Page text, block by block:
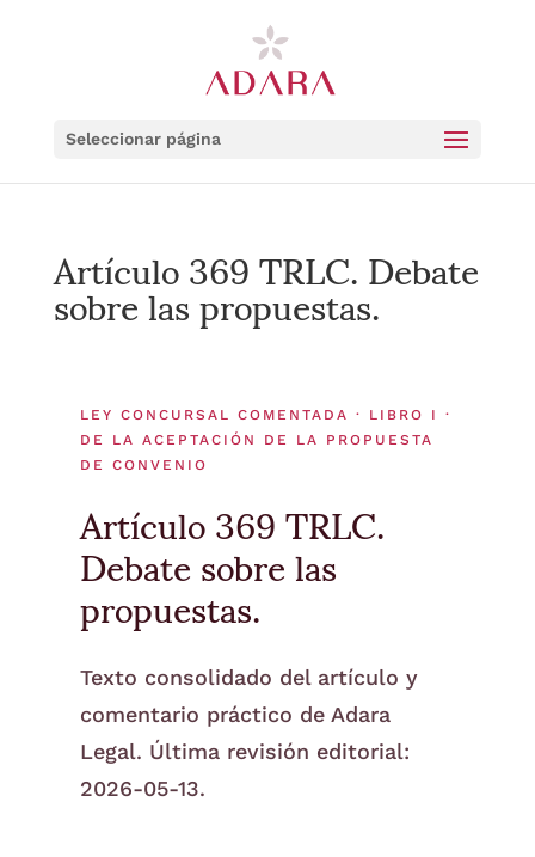
Seleccionar página
Artículo 369 TRLC. Debate
sobre las propuestas.
LEY CONCURSAL COMENTADA · LIBRO I ·
DE LA ACEPTACIÓN DE LA PROPUESTA
DE CONVENIO
Artículo 369 TRLC.
Debate sobre las
propuestas.
Texto consolidado del artículo y
comentario práctico de Adara
Legal. Última revisión editorial:
2026-05-13.